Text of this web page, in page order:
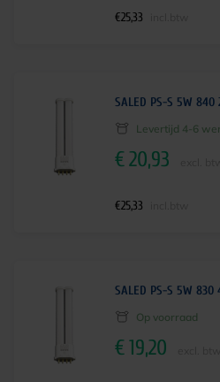
€25,33
SALED PS-S 5W
Levertijd 4-6
€20,93
€25,33
SALED PS-S 5W
Op voorraad
€19,20